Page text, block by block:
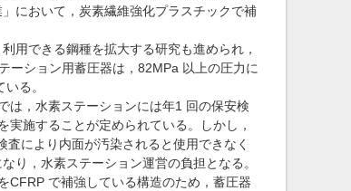
において，炭素繊維強化プラスチックで補
用できる鋼種を拡大する研究も進められ，
ーション用蓄圧器は，82MPa 以上の圧力に
る。
，水素ステーションには年1 回の保安検
施することが定められている。しかし，
により内面が汚染されると使用できなく
り，水素ステーション運営の負担となる。
CFRP で補強している構造のため，蓄圧器